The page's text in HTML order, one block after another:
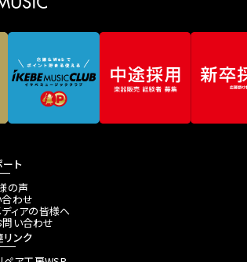
ート
の声
わせ
ィアの皆様へ
い合わせ
リンク